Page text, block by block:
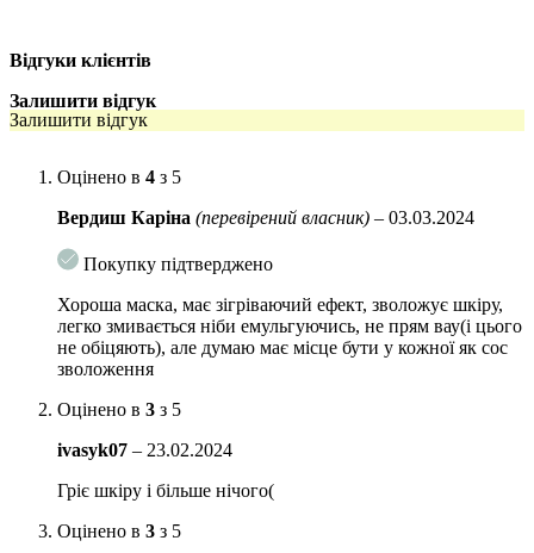
захищаючи шкіру від сухості, заспокоює подразнення та
пом’якшує шкіру,
рицинова олія – ​​запобігає розмноженню багатьох бактерій,
вірусів, плісняви ​​та дріжджів, має протизапальні
властивості,
екстракт журавлини – має антиоксидантні та зволожуючі
властивості,
екстракт ягід асаї – багатий на вітаміни B1, B2, B3, C і E,
допомагає відновити еластичність шкіри.
екстракт ягід каму-каму – від природи багатий на вітамін С,
який освітлює шкіру, допомагає вирівняти її тон і захищає
Дія засобу:
Відгуки клієнтів
Залишити відгук
Залишити відгук
Оцінено в 4 з 5
Вердиш Каріна (перевірений власник) – 03.03.2024
Покупку підтверджено
Хороша маска, має зігріваючий ефект, зволожує шкіру,
легко змивається ніби емульгуючись, не прям вау(і цього
не обіцяють), але думаю має місце бути у кожної як сос
зволоження
Оцінено в 3 з 5
ivasyk07 – 23.02.2024
Гріє шкіру і більше нічого(
Оцінено в 3 з 5